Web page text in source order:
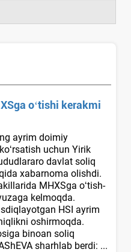
oʻtishi kerakmi
ayrim doimiy
uchun Yirik
davlat soliq
хabarnoma olishdi.
MHXSga oʻtish-
kelmoqda.
HSI ayrim
oshirmoqda.
binoan soliq
sharhlab berdi: ...